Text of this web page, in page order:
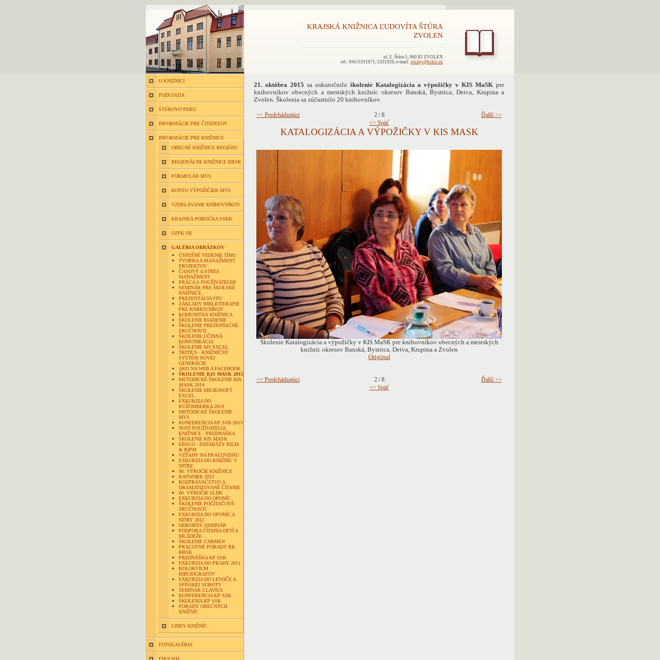
KRAJSKÁ KNIŽNICA ĽUDOVÍTA ŠTÚRA
ZVOLEN
ul. Ľ. Štúra 5, 960 82 ZVOLEN
tel.: 045/5331071, 5331920, e-mail: sluzby@kskls.sk
O KNIŽNICI
PODUJATIA
ŠTÚROVO PERO
INFORMÁCIE PRE ČITATEĽOV
INFORMÁCIE PRE KNIŽNICE
OBECNÉ KNIŽNICE REGIÓNU
REGIONÁLNE KNIŽNICE BBSK
FORMULÁR MVS
KONTO VÝPOŽIČIEK MVS
VZDELÁVANIE KNIHOVNÍKOV
KRAJSKÁ POBOČKA SSKK
OZPK SR
GALÉRIA OBRÁZKOV
ÚSPEŠNÉ VEDENIE TÍMU
TVORBA A MANAŽMENT
PROJEKTOV
ČASOVÝ A STRES
MANAŽMENT
PRÁCA S POUŽÍVATEĽMI
SEMINÁR PRE ŠKOLSKÉ
KNIŽNICE
PREZENTÁCIA FPU
ZÁKLADY BIBLIOTERAPIE
PRE KNIHOVNÍKOV
KOMUNITNÁ KNIŽNICA
ŠKOLENIE RIADENIE
ŠKOLENIE PREZENTAČNÉ
ZRUČNOSTI
ŠKOLENIE ÚČINNÁ
KOMUNIKÁCIA
ŠKOLENIE MS EXCEL
TRITIUS - KNIŽNIČNÝ
SYSTÉM NOVEJ
GENERÁCIE
AKO NA WEB A FACEBOOK
ŠKOLENIE KIS MASK 2015
METODICKÉ ŠKOLENIE KIS
MASK 2014
ŠKOLENIE MICROSOFT
EXCEL
EXKURZIA DO
RUŽOMBERKA 2014
METODICKÉ ŠKOLENIE
MVS
KONFERENCIA KP SSK 2013
NOVÍ POUŽÍVATELIA
KNIŽNICE - PREDNÁŠKA
ŠKOLENIE KIS MASK
EBSCO - DATABÁZY RILM
& RIPM
VZŤAHY NA PRACOVISKU
EXKURZIA DO KNIŽNÍC V
NITRE
90. VÝROČIE KNIŽNICE
KATWORK 2012
ROZPRÁVAČSTVO A
DRAMATIZOVANÉ ČÍTANIE
60. VÝROČIE SLDK
EXKURZIA DO OPONÍC
ŠKOLENIE POČÍTAČOVÉ
ZRUČNOSTI
EXKURZIA DO OPONÍC A
NITRY 2012
ODBORNÝ SEMINÁR
PODPORA ČÍTANIA DETÍ A
MLÁDEŽE
ŠKOLENIE CARMEN
PRACOVNÉ PORADY RK
BBSK
PREDNÁŠKA KP SSK
EXKURZIA DO PRAHY 2011
KOLOKVIUM
BIBLIOGRAFOV
EXKURZIA DO LEVOČE A
SPIŠSKEJ SOBOTY
SEMINÁR CLAVIUS
KONFERENCIA KP SSK
ŠKOLENIA KP SSK
PORADY OBECNÝCH
KNIŽNÍC
LINKY KNIŽNÍC
FOTOGALÉRIA
ENGLISH
21. októbra 2015 sa uskutočnilo školenie Katalogizácia a výpožičky v KIS MaSKpre
knihovníkov obecných a mestských knižníc okresov Banská, Bystrica, Detva, Krupina a
Zvolen. Školenia sa zúčastnilo 20 knihovníkov.
<< Predchádzajúci 2 / 8
Ďalší >>
<< Späť
KATALOGIZÁCIA A VÝPOŽIČKY V KIS MASK
Školenie Katalogizácia a výpožičky v KIS MaSK pre knihovníkov obecných a mestských
knižníc okresov Banská, Bystrica, Detva, Krupina a Zvolen
Original
<< Predchádzajúci 2 / 8
Ďalší >>
<< Späť